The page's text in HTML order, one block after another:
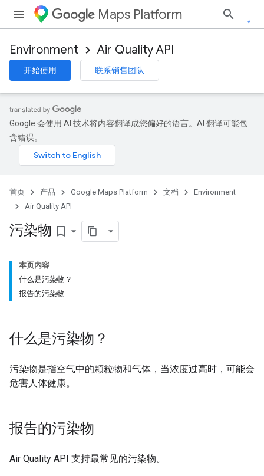
Maps Platform
Environment Air Quality API
开始使用 联系销售团队
Google 会使用 AI 技术将内容翻译成您偏好的语言。AI 翻译可能包
含错误。
首页 产品 Google Maps Platform 文档
Environment
Air Quality API
污染物 bookmark_border
本页内容
什么是污染物？
报告的污染物
什么是污染物？
污染物是指空气中的颗粒物和气体，当浓度过高时，可能会
危害人体健康。
报告的污染物
Air Quality API 支持最常见的污染物。